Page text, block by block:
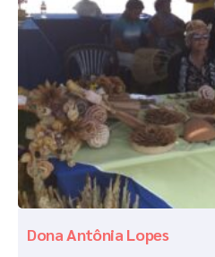
Dona Antônia Lopes